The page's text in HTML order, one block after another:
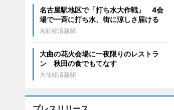
名古屋駅地区で「打ち水大作戦」 4会
場で一斉に打ち水、街に涼しさ届ける
名駅経済新聞
大曲の花火会場に一夜限りのレストラ
ン 秋田の食でもてなす
大仙経済新聞